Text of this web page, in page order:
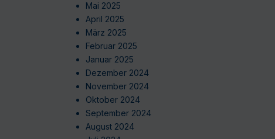
Mai 2025
April 2025
März 2025
Februar 2025
Januar 2025
Dezember 2024
November 2024
Oktober 2024
September 2024
August 2024